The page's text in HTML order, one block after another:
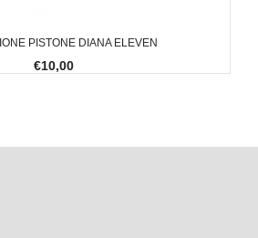
PISTONE DIANA ELEVEN
€10,00